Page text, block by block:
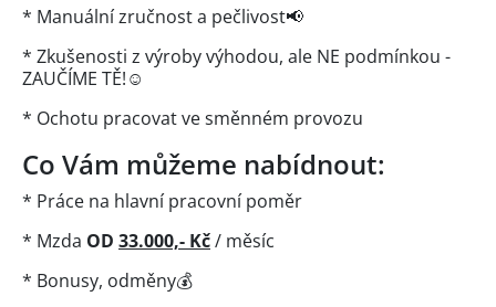
* Manuální zručnost a pečlivost📢
* Zkušenosti z výroby výhodou, ale NE podmínkou -
ZAUČÍME TĚ!☺
* Ochotu pracovat ve směnném provozu
Co Vám můžeme nabídnout:
* Práce na hlavní pracovní poměr
* Mzda OD 33.000,- Kč/ měsíc
* Bonusy, odměny💰